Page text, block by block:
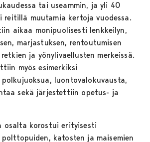
tai useammin, ja yli 40
reitillä muutamia kertoja vuodessa.
aikaa monipuolisesti lenkkeilyn,
marjastuksen, rentoutumisen
ja yönylivaellusten merkeissä.
myös esimerkiksi
luontovalokuvausta,
sekä järjestettiin opetus- ja
osalta korostui erityisesti
katosten ja maisemien